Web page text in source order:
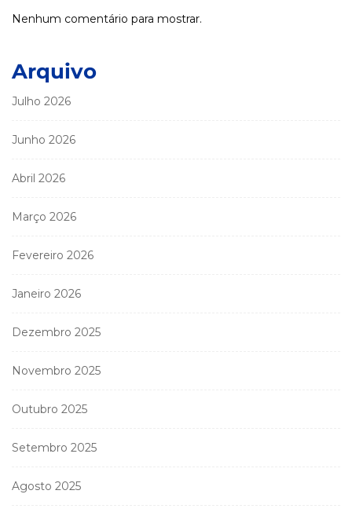
Nenhum comentário para mostrar.
Arquivo
Julho 2026
Junho 2026
Abril 2026
Março 2026
Fevereiro 2026
Janeiro 2026
Dezembro 2025
Novembro 2025
Outubro 2025
Setembro 2025
Agosto 2025